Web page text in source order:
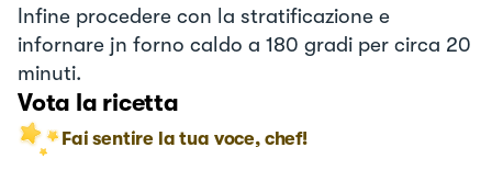
Infine procedere con la stratificazione e
infornare jn forno caldo a 180 gradi per circa 20
minuti.
Vota la ricetta
Fai sentire la tua voce, chef!